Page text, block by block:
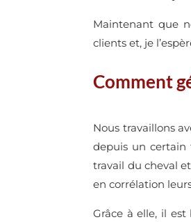
Maintenant que
clients et, je
Comment
Nous travaillons
depuis un certain
travail du cheval
en corrélation
Grâce à elle, il